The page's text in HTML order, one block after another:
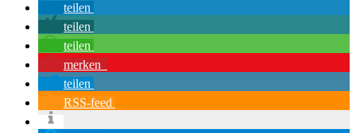
teilen
teilen
teilen
merken
teilen
RSS-feed